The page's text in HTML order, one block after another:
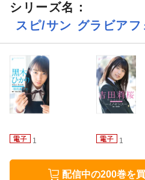
シリーズ名：
スピ/サン グラビアフ
1 1
配信中の200巻を